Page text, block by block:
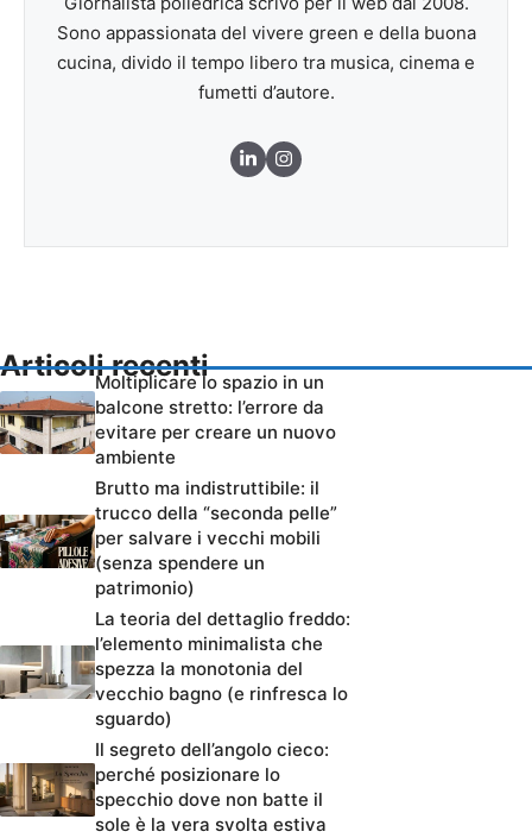
Sono appassionata del vivere green e della buona
cucina, divido il tempo libero tra musica, cinema e
fumetti d’autore.
Articoli recenti
Moltiplicare lo spazio in un
balcone stretto: l’errore da
evitare per creare un nuovo
ambiente
Brutto ma indistruttibile: il
trucco della “seconda pelle”
per salvare i vecchi mobili
(senza spendere un
patrimonio)
La teoria del dettaglio freddo:
l’elemento minimalista che
spezza la monotonia del
vecchio bagno (e rinfresca lo
sguardo)
Il segreto dell’angolo cieco:
perché posizionare lo
specchio dove non batte il
sole è la vera svolta estiva